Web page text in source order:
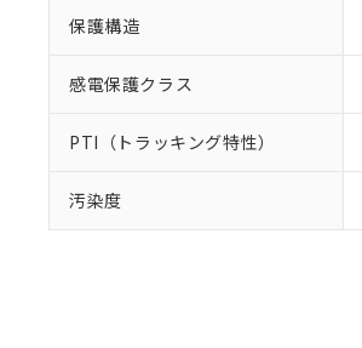
保護構造
感電保護クラス
PTI（トラッキング特性）
汚染度